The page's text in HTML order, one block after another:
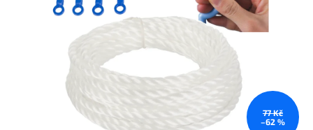
77 Kč
–62 %